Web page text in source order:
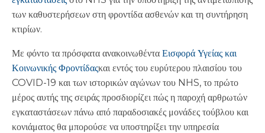
των καθυστερήσεων στη φροντίδα ασθενών και τη συντήρηση
κτιρίων.
Με φόντο τα πρόσφατα ανακοινωθέντα Εισφορά Υγείας και
Κοινωνικής Φροντίδαςκαι εντός του ευρύτερου πλαισίου του
COVID-19 και των ιστορικών αγώνων του NHS, το πρώτο
μέρος αυτής της σειράς προσδιορίζει πώς η παροχή αρθρωτών
εγκαταστάσεων πάνω από παραδοσιακές μονάδες τούβλου και
κονιάματος θα μπορούσε να υποστηρίξει την υπηρεσία